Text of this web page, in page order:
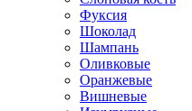
Фуксия
Шоколад
Шампань
Оливковые
Оранжевые
Вишневые